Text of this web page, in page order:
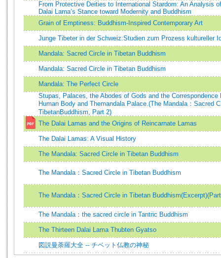
From Protective Deities to International Stardom: An Analysis
Dalai Lama’s Stance toward Modernity and Buddhism
Grain of Emptiness: Buddhism-Inspired Contemporary Art
Junge Tibeter in der Schweiz:Studien zum Prozess kultureller
Mandala: Sacred Circle in Tibetan Buddhism
Mandala: Sacred Circle in Tibetan Buddhism
Mandala: The Perfect Circle
Stupas, Palaces, the Abodes of Gods and the Correspondence
Human Body and Themandala Palace.(The Mandala：Sacred
TibetanBuddhism, Part 2)
The Dalai Lamas and the Origins of Reincarnate Lamas
The Dalai Lamas: A Visual History
The Mandala: Sacred Circle in Tibetan Buddhism
The Mandala：Sacred Circle in Tibetan Buddhism
The Mandala：Sacred Circle in Tibetan
The Mandala：the sacred circle in Tantric Buddhism
The Thirteen Dalai Lama Thubten Gyatso
図説曼荼羅大全 -- チベット仏教の神秘